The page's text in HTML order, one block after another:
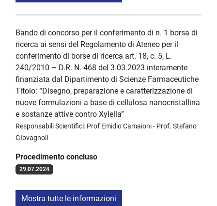
Bando di concorso per il conferimento di n. 1 borsa di
ricerca ai sensi del Regolamento di Ateneo per il
conferimento di borse di ricerca art. 18, c. 5, L.
240/2010 – D.R. N. 468 del 3.03.2023 interamente
finanziata dal Dipartimento di Scienze Farmaceutiche
Titolo: “Disegno, preparazione e caratterizzazione di
nuove formulazioni a base di cellulosa nanocristallina
e sostanze attive contro Xylella”
Responsabili Scientifici: Prof Emidio Camaioni - Prof. Stefano
GIovagnoli
Procedimento concluso
29.07.2024
Mostra tutte le informazioni